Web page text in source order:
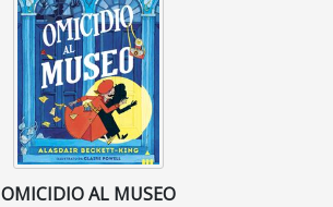
OMICIDIO AL MUSEO